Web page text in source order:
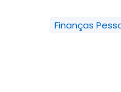
Finanças